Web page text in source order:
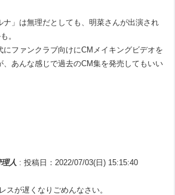
ナ」は無理だとしても、明菜さんが出演され
。
にファンクラブ向けにCMメイキングビデオを
、あんな感じで過去のCM集を発売してもいい
人 : 投稿日：2022/07/03(日) 15:15:40
スが遅くなりごめんなさい。